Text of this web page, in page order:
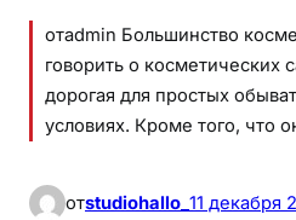
отadmin Большинство
говорить о косметических
дорогая для простых
условиях. Кроме того, что
отstudiohallo_ 11 декабря